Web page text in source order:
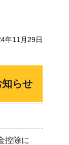
年11月29日
らせ
控除に